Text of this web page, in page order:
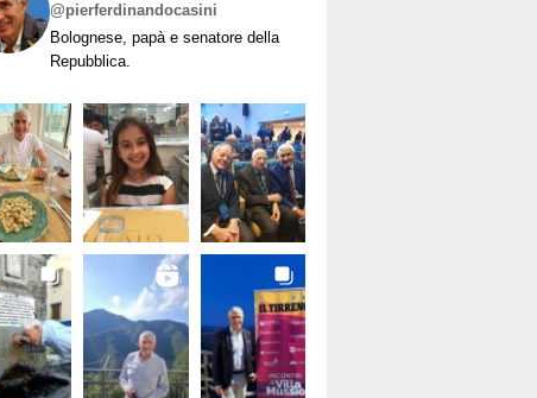
@pierferdinandocasini
Bolognese, papà e senatore della
Repubblica.